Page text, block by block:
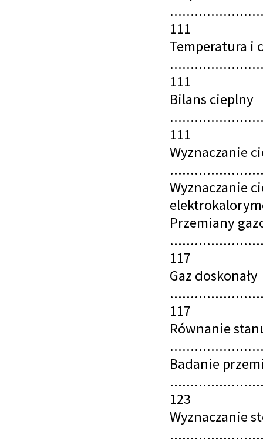
111
Temperatura i
111
Bilans cieplny
111
Wyznaczanie
Wyznaczanie
Przemiany
117
Gaz doskonały
117
Równanie
Badanie
123
Wyznaczanie